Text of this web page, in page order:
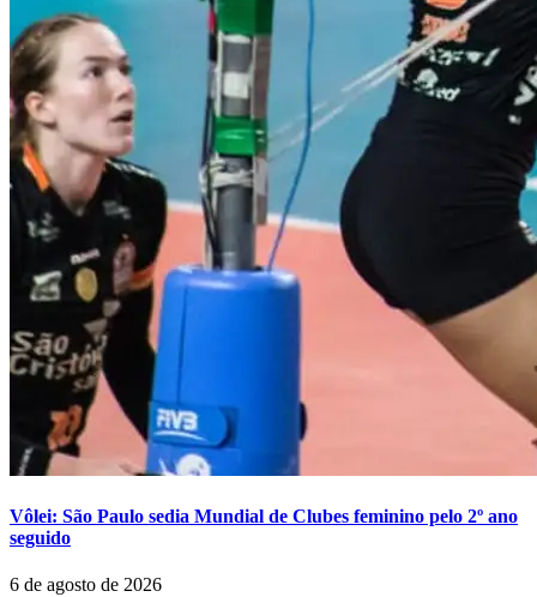
Vôlei: São Paulo sedia Mundial de Clubes feminino pelo 2º ano
seguido
6 de agosto de 2026